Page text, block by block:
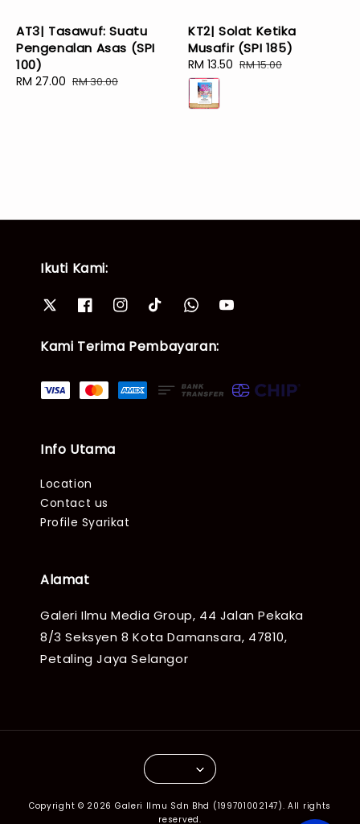
AT3| Tasawuf: Suatu
Pengenalan Asas (SPI
100)
Sale
RM 27.00 Regular
RM 30.00
KT2| Solat Ketika
Musafir (SPI 185)
Sale
price
RM 13.50 Regular
RM 15.00
Ikuti Kami:
Kami Terima Pembayaran:
Info Utama
Location
Contact us
Profile Syarikat
Alamat
Galeri Ilmu Media Group, 44 Jalan Pekaka
8/3 Seksyen 8 Kota Damansara, 47810,
Petaling Jaya Selangor
Copyright © 2026 Galeri Ilmu Sdn Bhd (199701002147). All rights
reserved.